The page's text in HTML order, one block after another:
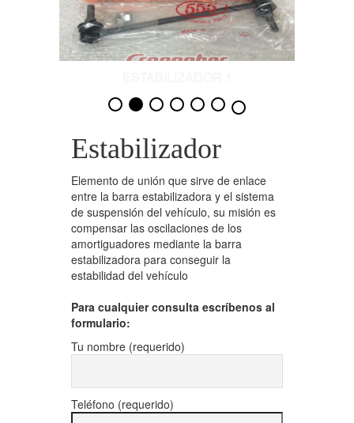
Bocina de Trapecios
Estabilizador
Terminales
Trapecios
Palieres
Cremalleras
Estabilizador
Elemento de unión que sirve de enlace
entre la barra estabilizadora y el sistema
de suspensión del vehículo, su misión es
compensar las oscilaciones de los
amortiguadores mediante la barra
estabilizadora para conseguir la
estabilidad del vehículo
Para cualquier consulta escríbenos al
formulario:
Tu nombre (requerido)
Teléfono (requerido)